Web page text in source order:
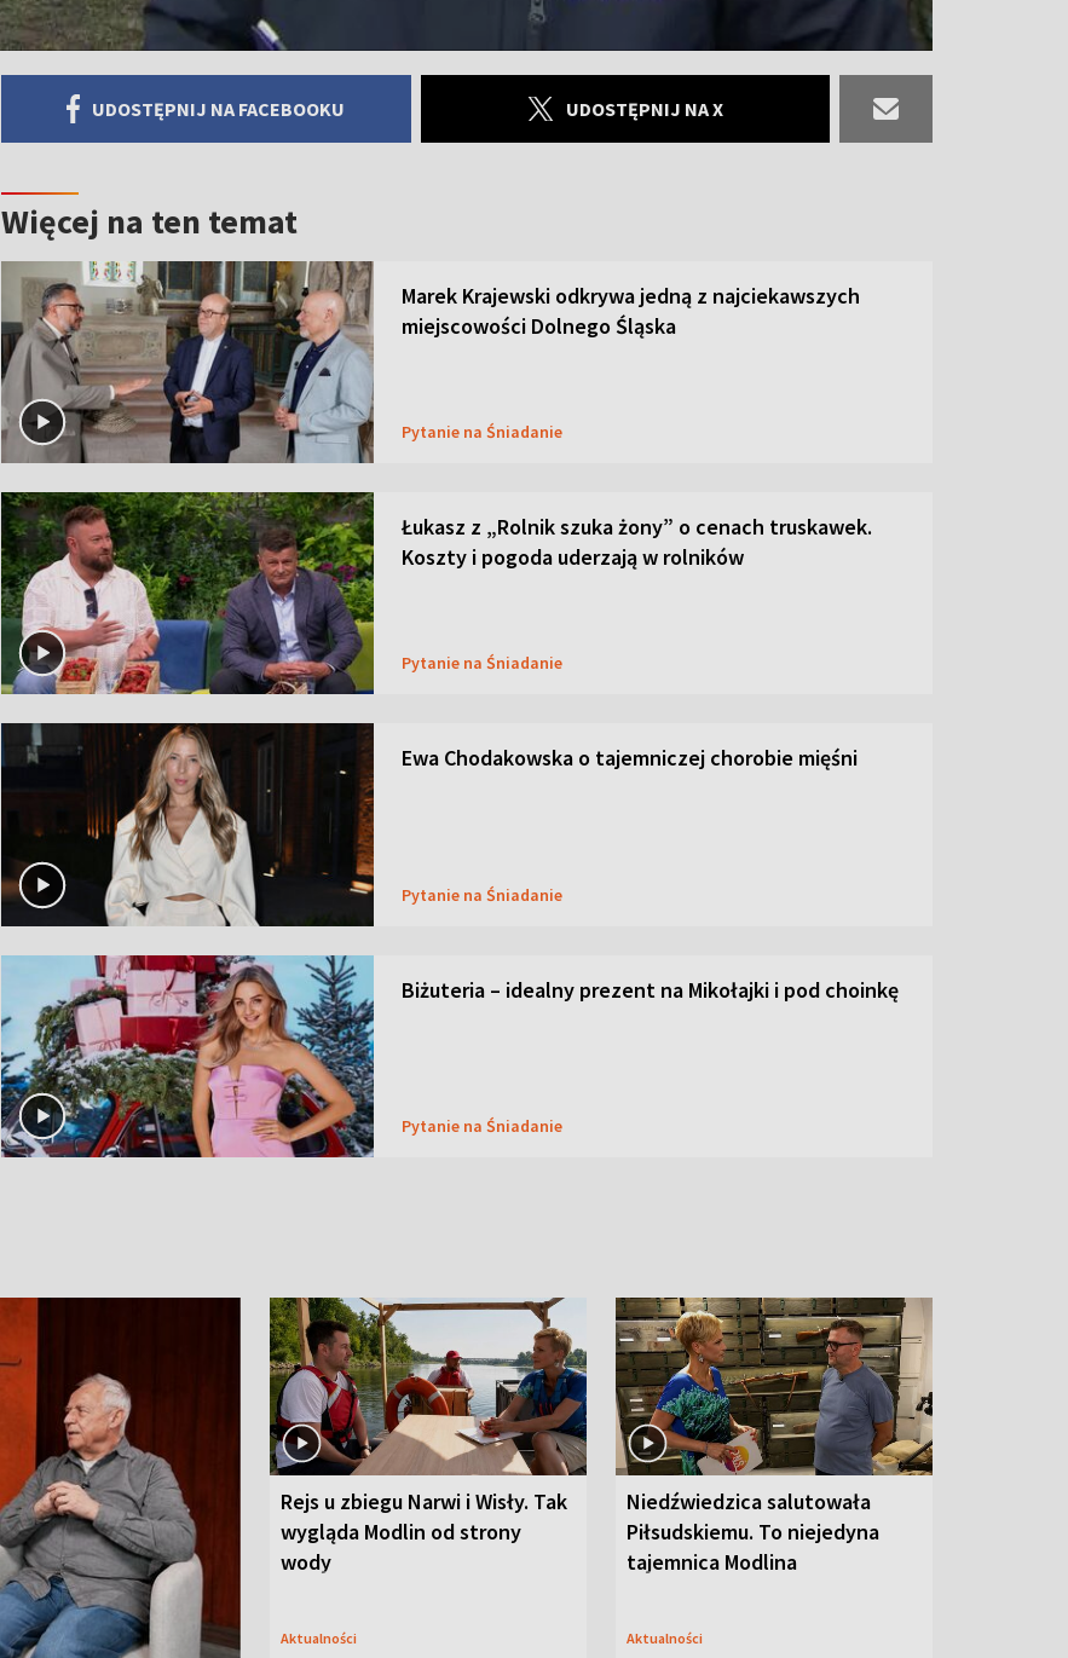
UDOSTĘPNIJ NA FACEBOOKU UDOSTĘPNIJ NA X
Więcej na ten temat
Marek Krajewski odkrywa jedną z najciekawszych
miejscowości Dolnego Śląska
Pytanie na Śniadanie
Łukasz z „Rolnik szuka żony” o cenach truskawek.
Koszty i pogoda uderzają w rolników
Pytanie na Śniadanie
Ewa Chodakowska o tajemniczej chorobie mięśni
Pytanie na Śniadanie
Biżuteria – idealny prezent na Mikołajki i pod choinkę
Pytanie na Śniadanie
Rejs u zbiegu Narwi i Wisły. Tak
wygląda Modlin od strony
wody
Aktualności
Niedźwiedzica salutowała
Piłsudskiemu. To niejedyna
tajemnica Modlina
Aktualności